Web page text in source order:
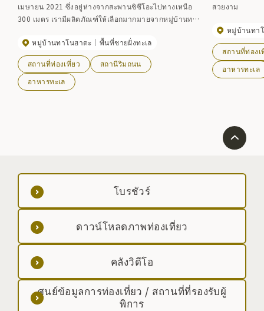
เมษายน 2021 ซึ่งอยู่ห่างจากสะพานชิซึโอะไปทางเหนือ
300 เมตร เรามีผลิตภัณฑ์ให้เลือกมากมายจากหมู่บ้านทา
ทะเล ภูเขา และผืนดิน นอกจากนี้ยังมีมุมอาหารจานด่วนที่
ใช้วัตถุดิบมากมายจากหมู่บ้านทาโนฮาตะ เช่น
``Tanohata Raw Milk Softsoft'' และ ``Shiitake
Frank'' รวมไปถึงร้านอาหารที่ ``บะหมี่นมสาหร่ายทะเล
เยอะ'' เป็นที่นิยม นอกจากนี้ยังมีที่พักเรียบง่ายแปลกตา "ชิ
หมู่บ้านทาโนฮาตะ พื้นที่ชายฝั่งทะเล
สถานที่ท่องเที่ยว
สถานีริมถนน
อาหารทะเล
สวยงาม
หมู่บ้านทา
สถานที่ท่องเ
อาหารทะเล
โบรชัวร์
ดาวน์โหลดภาพท่องเที่ยว
คลังวิดีโอ
ศูนย์ข้อมูลการท่องเที่ยว / สถานที่ที่รองรับผู้
พิการ